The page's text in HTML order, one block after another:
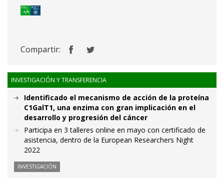
Compartir:
INVESTIGACIÓN Y TRANSFERENCIA
Identificado el mecanismo de acción de la proteína
C1GalT1, una enzima con gran implicación en el
desarrollo y progresión del cáncer
Participa en 3 talleres online en mayo con certificado de
asistencia, dentro de la European Researchers Night
2022
INVESTIGACIÓN